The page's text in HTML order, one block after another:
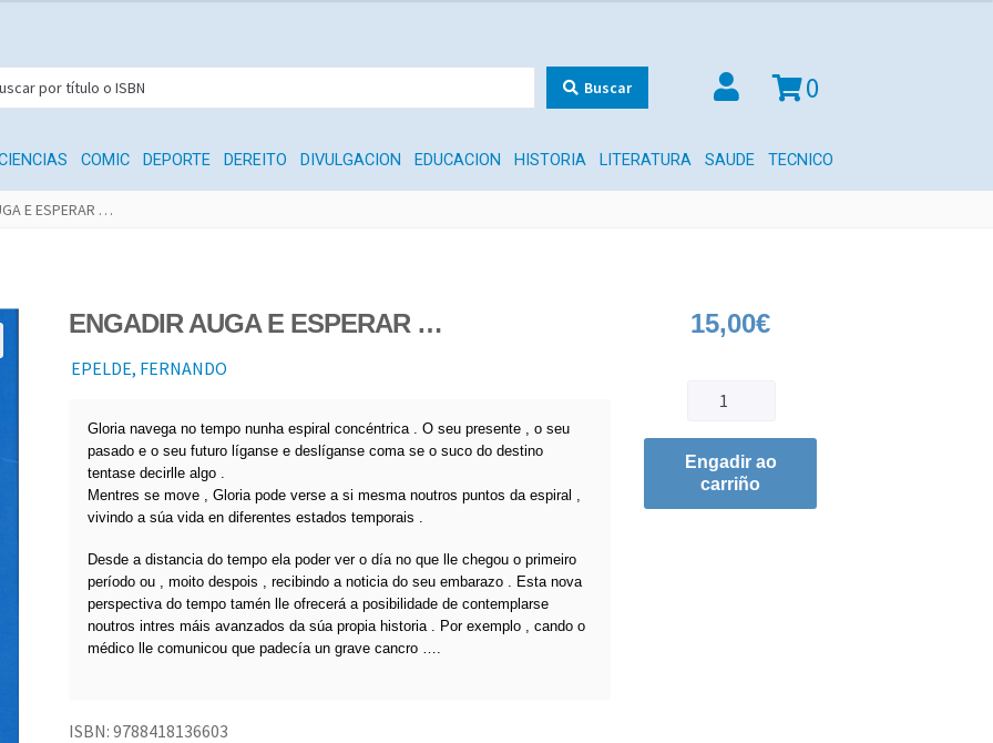
Buscar 0
COMIC DEPORTE DEREITO DIVULGACION EDUCACION HISTORIA LITERATURA SAUDE TECNICO
E ESPERAR …
ENGADIR AUGA E ESPERAR …
EPELDE, FERNANDO
Gloria navega no tempo nunha espiral concéntrica . O seu presente , o seu
pasado e o seu futuro líganse e deslíganse coma se o suco do destino
tentase decirlle algo .
Mentres se move , Gloria pode verse a si mesma noutros puntos da espiral ,
vivindo a súa vida en diferentes estados temporais .
Desde a distancia do tempo ela poder ver o día no que lle chegou o primeiro
período ou , moito despois , recibindo a noticia do seu embarazo . Esta nova
perspectiva do tempo tamén lle ofrecerá a posibilidade de contemplarse
noutros intres máis avanzados da súa propia historia . Por exemplo , cando o
médico lle comunicou que padecía un grave cancro ….
ISBN: 9788418136603
15,00€
Engadir ao
carriño